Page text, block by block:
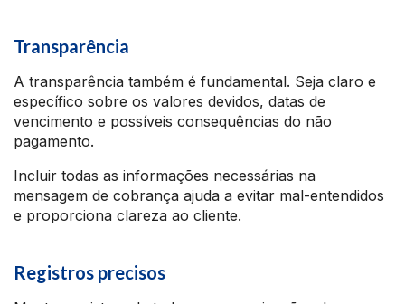
Transparência
A transparência também é fundamental. Seja claro e
específico sobre os valores devidos, datas de
vencimento e possíveis consequências do não
pagamento.
Incluir todas as informações necessárias na
mensagem de cobrança ajuda a evitar mal-entendidos
e proporciona clareza ao cliente.
Registros precisos